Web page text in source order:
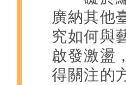
廣納其他
究如何與
啟發激盪
得關注的